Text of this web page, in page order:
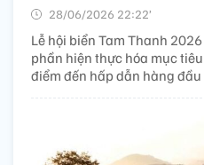
28/06/2026 22:22’
Lễ hội biển Tam Thanh
phần hiện thực hóa mục
điểm đến hấp dẫn hàng